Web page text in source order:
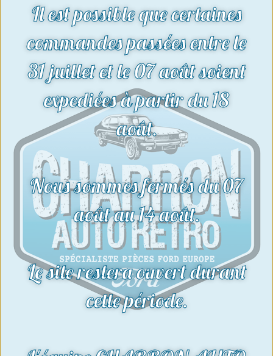
additif substitut de plomb 250ML
13,49€
Voir le produit
Il est possible que certaines
commandes passées entre le
31 juillet et le 07 août soient
expediées à partir du 18
août.
Nous sommes fermés du 07
août au 14 août.
Le site restera ouvert durant
cette période.